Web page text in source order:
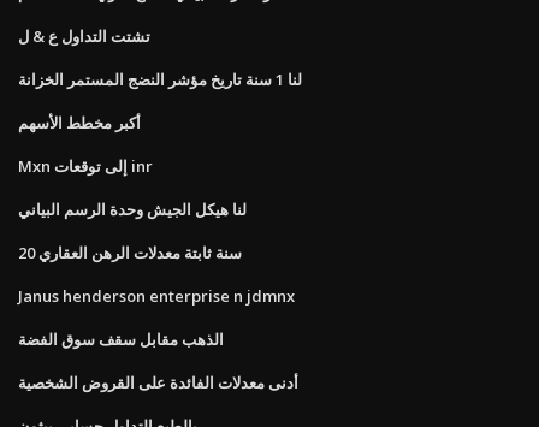
تشتت التداول ع & ل
لنا 1 سنة تاريخ مؤشر النضج المستمر الخزانة
أكبر مخطط الأسهم
Mxn إلى توقعات inr
لنا هيكل الجيش وحدة الرسم البياني
20 سنة ثابتة معدلات الرهن العقاري
Janus henderson enterprise n jdmnx
الذهب مقابل سقف سوق الفضة
أدنى معدلات الفائدة على القروض الشخصية